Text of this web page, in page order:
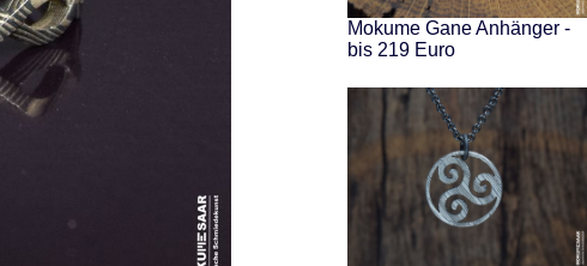
Mokume Gane Anhänger -
bis 219 Euro